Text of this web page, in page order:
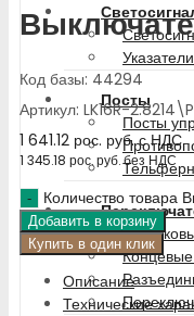
Посты
Посты
Код базы: 44294
Артикул: LK16R-
1 641.12 рос. руб.с НДС
1 345.18 рос. руб.без НДС
Количество товара
Добавить в корзину
Купить в один клик
Описание
Технические